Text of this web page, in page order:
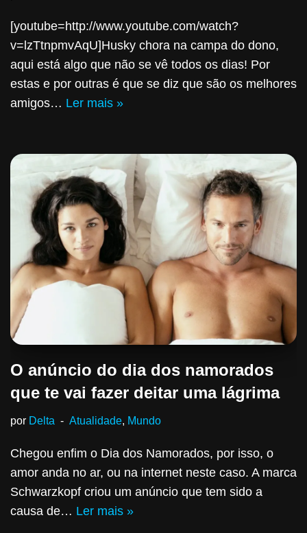
[youtube=http://www.youtube.com/watch?
v=lzTtnpmvAqU]Husky chora na campa do dono,
aqui está algo que não se vê todos os dias! Por
estas e por outras é que se diz que são os melhores
amigos… Ler mais »
O anúncio do dia dos namorados
que te vai fazer deitar uma lágrima
por Delta Atualidade, Mundo
Chegou enfim o Dia dos Namorados, por isso, o
amor anda no ar, ou na internet neste caso. A marca
Schwarzkopf criou um anúncio que tem sido a
causa de… Ler mais »